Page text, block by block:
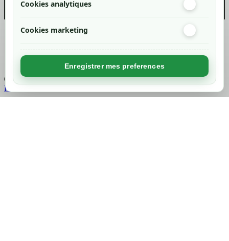
Cookies analytiques
Cookies marketing
Enregistrer mes preferences
Created byNageoconcept
Chargement...
Retour en haut